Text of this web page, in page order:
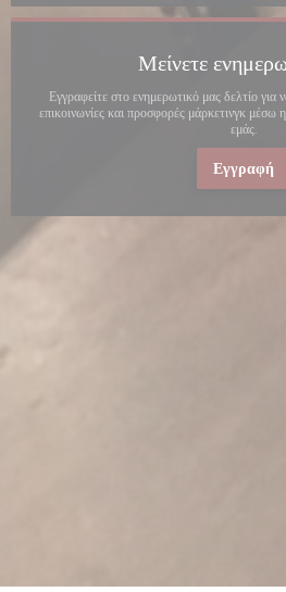
Μείνετε
Εγγραφείτε στο ενημερωτικό μας δελτίο για
επικοινωνίες και προσφορές μάρκετινγκ μέσω
εμάς.
Εγγραφή